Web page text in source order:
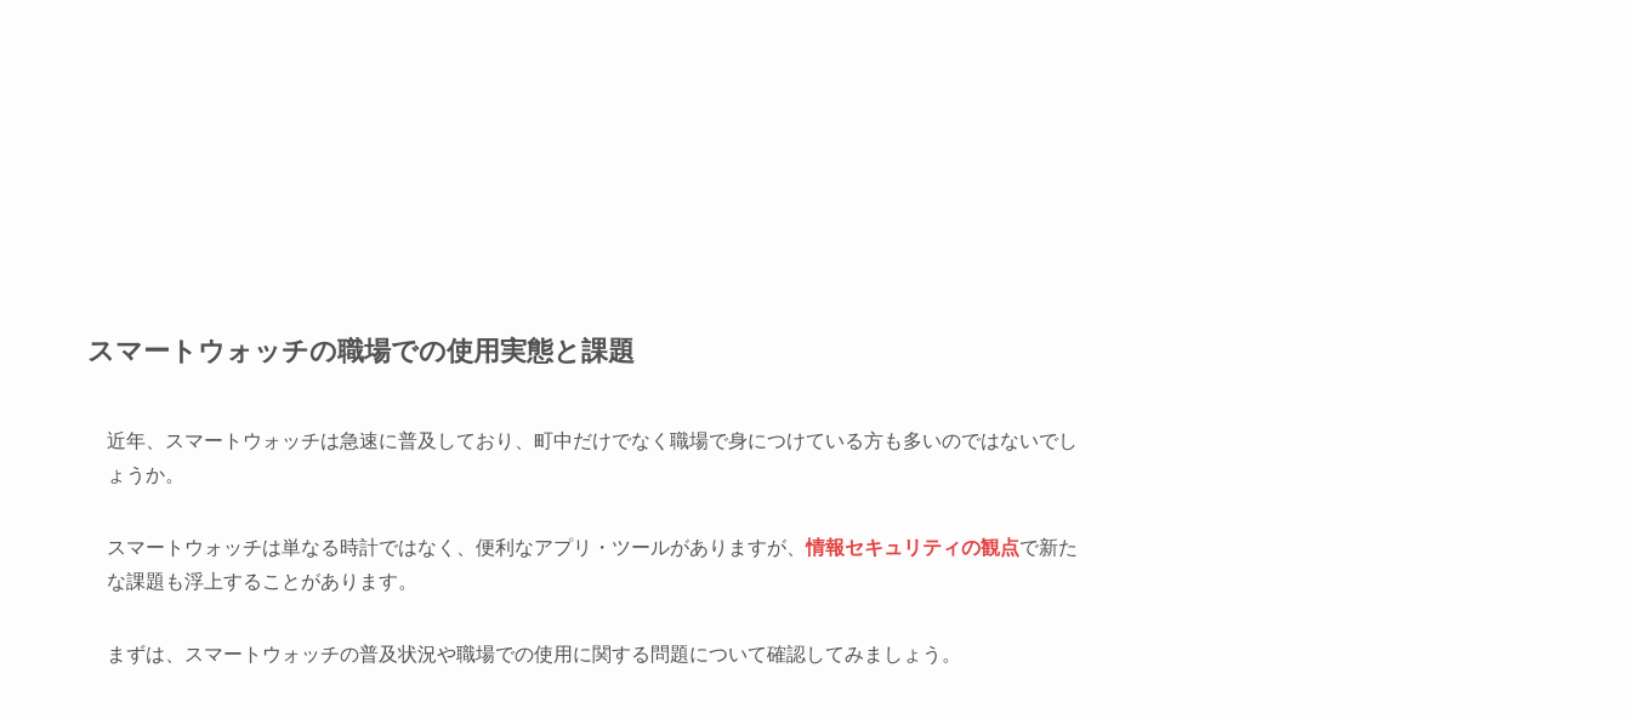
スマートウォッチの職場での使用実態と課題
近年、スマートウォッチは急速に普及しており、町中だけでなく職場で身につけている方も多いのではないでし
ょうか。
スマートウォッチは単なる時計ではなく、便利なアプリ・ツールがありますが、情報セキュリティの観点で新た
な課題も浮上することがあります。
まずは、スマートウォッチの普及状況や職場での使用に関する問題について確認してみましょう。